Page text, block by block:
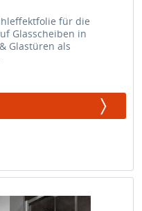
für die
Glasscheiben in
Glastüren als